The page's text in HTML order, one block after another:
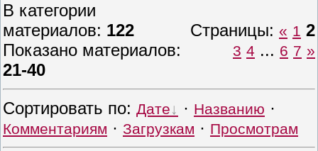
В категории
материалов: 122
Показано материалов:
21-40
Страницы: « 1 2
3 4 ... 6 7 »
Сортировать по: Дате · Названию ·
Комментариям · Загрузкам · Просмотрам